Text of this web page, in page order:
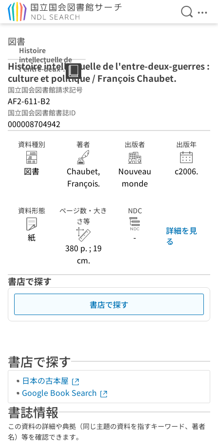
検索を
メ
図書
Histoire
intellectuelle de
l'entre-deux-
guerres : culture
et politique /
François
Chaubet.
Histoire intellectuelle de l'entre-deux-guerres :
culture et politique / François Chaubet.
国立国会図書館請求記号
AF2-611-B2
国立国会図書館書誌ID
000008704942
資料種別
図書
著者
Chaubet,
François.
出版者
Nouveau
monde
出版年
c2006.
資料形態
紙
ページ数・大き
さ等
380 p. ; 19
cm.
NDC
-
詳細を見
る
書店で探す
書店で探す
書店で探す
日本の古本屋
Google Book Search
書誌情報
この資料の詳細や典拠（同じ主題の資料を指すキーワード、著者
名）等を確認できます。